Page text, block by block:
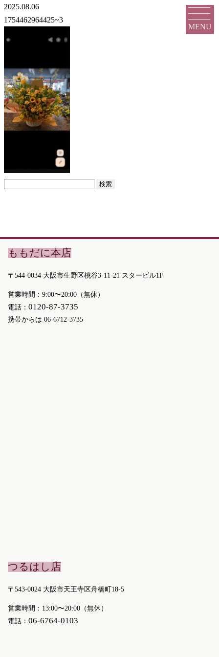
MENU
2025.08.06
1754462964425~3
ももだに本店
〒544-0034 大阪市生野区桃谷3-11-21 スタービル1F
営業時間：9:00〜20:00（無休）
電話： 0120-87-3735
携帯からは 06-6712-3735
つるはし店
〒543-0024 大阪市天王寺区舟橋町18-5
営業時間：13:00〜20:00（無休）
電話： 06-6764-0103